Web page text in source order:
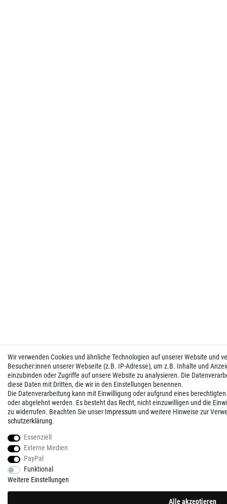
Wir verwenden Cookies und ähnliche Technologien auf unserer Website und
Besucher:innen unserer Webseite (z.B. IP-Adresse), um z.B. Inhalte und
einzubinden oder Zugriffe auf unsere Website zu analysieren. Die
diese Daten mit Dritten, die wir in den Einstellungen benennen.
Die Datenverarbeitung kann mit Einwilligung oder aufgrund eines
oder abgelehnt werden. Es besteht das Recht, nicht einzuwilligen und die
zu widerrufen. Beachten Sie unser Impressum und weitere Hinweise zur
schutz­erklärung.
Essenziell
Externe Medien
PayPal
Funktional
Weitere Einstellungen
Alle akzeptieren